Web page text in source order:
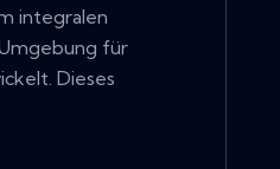
integralen
für
Dieses